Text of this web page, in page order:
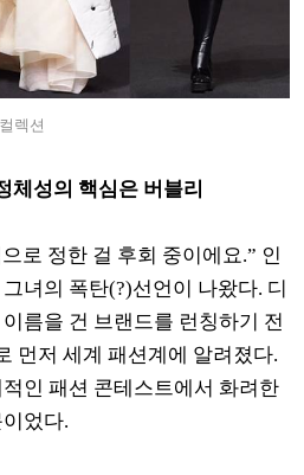
렉션
체성의 핵심은 버블리
로 정한 걸 후회 중이에요.” 인
녀의 폭탄(?)선언이 나왔다. 디
름을 건 브랜드를 런칭하기 전
먼저 세계 패션계에 알려졌다.
인 패션 콘테스트에서 화려한
었다.